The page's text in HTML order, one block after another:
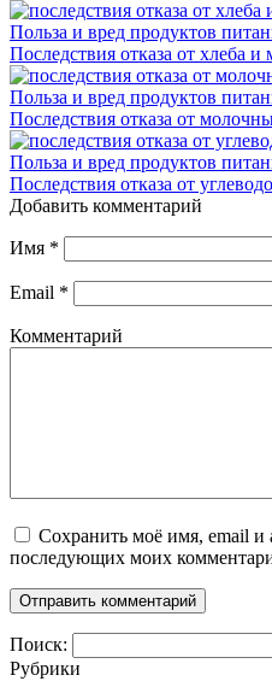
Польза и вред продуктов
Последствия отказа от хлеба и
Польза и вред продуктов
Последствия отказа от
Польза и вред продуктов
Последствия отказа от
Добавить комментарий
Имя *
Email *
Комментарий
Сохранить моё имя, email и
последующих моих
Поиск:
Рубрики